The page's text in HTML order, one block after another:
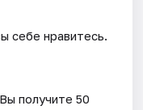
себе нравитесь.
получите 50